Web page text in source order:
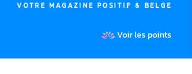
VOTRE MAGAZINE POSITIF & BELGE
Voir les points